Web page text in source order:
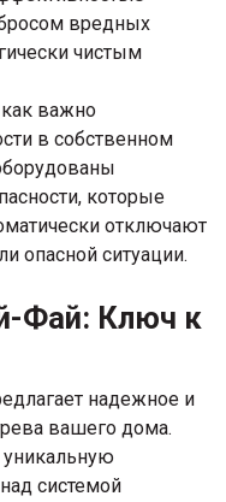
вредных
чистым
важно
в собственном
которые
отключают
опасной ситуации.
Фай: Ключ к
надежное и
вашего дома.
системой